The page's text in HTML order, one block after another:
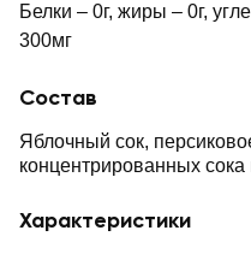
Белки – 0г, жиры – 0г,
300мг
Состав
Яблочный сок,
концентрированных
Характеристики